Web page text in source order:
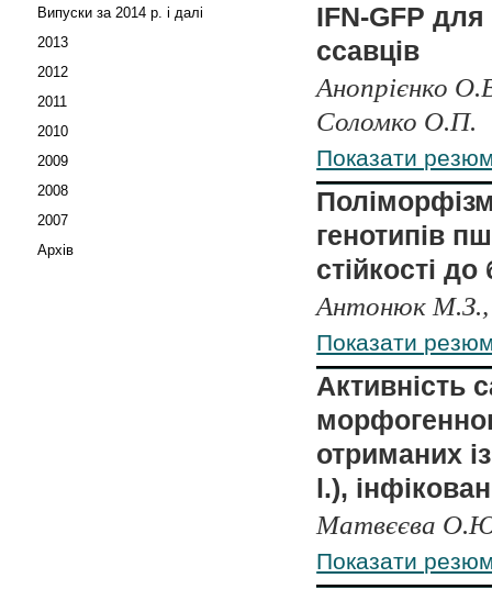
Випуски за 2014 р. і далі
2013
2012
2011
2010
2009
2008
2007
Архів
IFN-GFP для
ссавців
Анопрієнко
Соломко О.П.
Показати
генотипів
стійкості
Антонюк М.З.,
Показати
Активність
отриманих
l.),
Матвєєва
Показати